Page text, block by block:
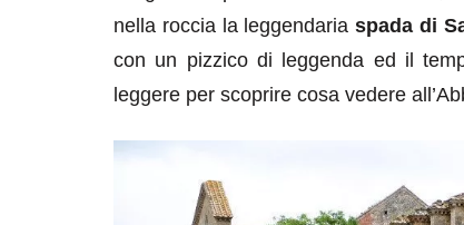
nella roccia la leggendariaspada di
con un pizzico di leggenda ed il
leggere per scoprire cosa vedere